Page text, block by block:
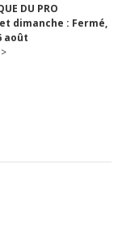
DU PRO
dimanche : Fermé,
août